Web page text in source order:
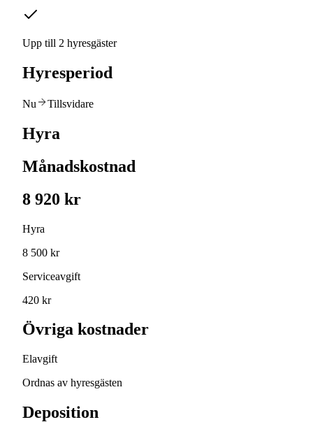
Upp till 2 hyresgäster
Hyresperiod
Nu Tillsvidare
Hyra
Månadskostnad
8 920 kr
Hyra
8 500 kr
Serviceavgift
420 kr
Övriga kostnader
Elavgift
Ordnas av hyresgästen
Deposition